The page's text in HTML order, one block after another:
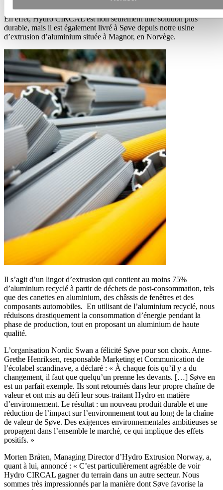
En effet, Hydro CIRCAL est non seulement une solution plus
durable, mais il est également livré à Søve depuis notre usine
d’extrusion d’aluminium située à Magnor, en Norvège.
Il s’agit d’un lingot d’extrusion qui contient au moins 75%
d’aluminium recyclé à partir de déchets de post-consommation, tels
que des canettes en aluminium, des châssis de fenêtres et des
composants automobiles. En utilisant de l’aluminium recyclé, nous
réduisons drastiquement la consommation d’énergie pendant la
phase de production, tout en proposant un aluminium de haute
qualité.
L’organisation Nordic Swan a félicité Søve pour son choix. Anne-
Grethe Henriksen, responsable Marketing et Communication de
l’écolabel scandinave, a déclaré : « À chaque fois qu’il y a du
changement, il faut que quelqu’un prenne les devants. […] Søve en
est un parfait exemple. Ils sont retournés dans leur propre chaîne de
valeur et ont mis au défi leur sous-traitant Hydro en matière
d’environnement. Le résultat : un nouveau produit durable et une
réduction de l’impact sur l’environnement tout au long de la chaîne
de valeur de Søve. Des exigences environnementales ambitieuses se
propagent dans l’ensemble le marché, ce qui implique des effets
positifs. »
Morten Bråten, Managing Director d’Hydro Extrusion Norway, a,
quant à lui, annoncé : « C’est particulièrement agréable de voir
Hydro CIRCAL gagner du terrain dans un autre secteur. Nous
sommes très impressionnés par la manière dont Søve favorise la